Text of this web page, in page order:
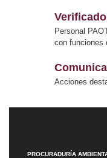
Personal
con funciones
Acciones
PROCURADURÍA